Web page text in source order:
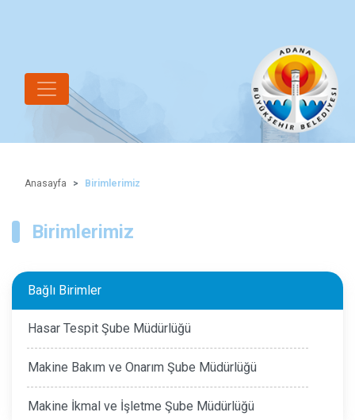
Anasayfa Birimlerimiz
Birimlerimiz
Bağlı Birimler
Hasar Tespit Şube Müdürlüğü
Makine Bakım ve Onarım Şube Müdürlüğü
Makine İkmal ve İşletme Şube Müdürlüğü